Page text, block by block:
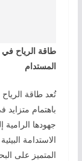
طاقة الرياح
المستدام
تُعد طاقة
باهتمام
جهودها الرامية
الاستدامة
المتميز على